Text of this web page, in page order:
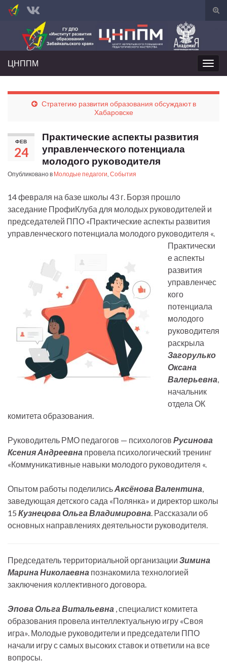
Вкл/
Search for:
Вкл/
выкл
ЦНППМ
Стратегию развития образования обсуждают в
Хабаровске
ФЕВ
24
Практические аспекты развития
управленческого потенциала
молодого руководителя
Опубликовано в Молодые педагоги, События
14 февраля на базе школы 43 г. Борзя прошло
заседание ПрофиКлуба для молодых руководителей и
председателей ППО «Практические аспекты развития
управленческого потенциала молодого руководителя «.
Практически
е аспекты
развития
управленчес
кого
потенциала
молодого
руководителя
раскрыла
Загорулько
Оксана
Валерьевна,
начальник
отдела ОК
комитета образования.
Руководитель РМО педагогов — психологов Русинова
Ксения Андреевна провела психологический тренинг
«Коммуникативные навыки молодого руководителя «.
Опытом работы поделилисьАксёнова Валентина,
заведующая детского сада «Полянка» и директор школы
15 Кузнецова Ольга Владимировна. Рассказали об
основных направлениях деятельности руководителя.
Председатель территориальной организации Зимина
Марина Николаевна познакомила технологией
заключения коллективного договора.
Эпова Ольга Витальевна , специалист комитета
образования провела интеллектуальную игру «Своя
игра». Молодые руководители и председатели ППО
начали игру с самых высоких ставок и ответили на все
вопросы.